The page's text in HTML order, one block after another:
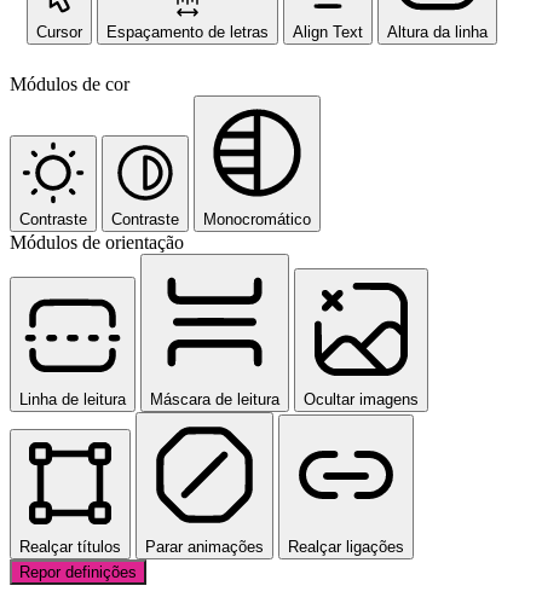
Cursor Espaçamento de letras Align Text Altura da linha
Módulos de cor
Contraste Contraste Monocromático
Módulos de orientação
Linha de leitura Máscara de leitura Ocultar imagens
Realçar títulos Parar animações
Realçar ligações
Repor definições